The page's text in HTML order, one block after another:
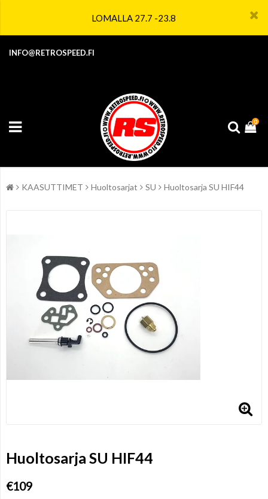
LOMALLA 27.7 -23.8
INFO@RETROSPEED.FI
0
KAASUTTIMET Huoltosarjat SU Huoltosarja SU HIF44
Huoltosarja SU HIF44
€109